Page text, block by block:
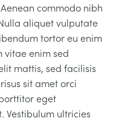
commodo nibh
aliquet vulputate
tortor eu enim
enim sed
mattis, sed facilisis
sit amet orci
eget
Vestibulum ultricies